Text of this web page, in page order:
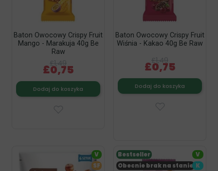
Baton Owocowy Crispy Fruit
Mango - Marakuja 40g Be
Raw
£0,75
Dodaj do koszyka
Baton Owocowy Crispy Fruit
Wiśnia - Kakao 40g Be Raw
£0,75
Dodaj do koszyka
V
SF
Obecnie brak na stanie
Bestseller
V
K